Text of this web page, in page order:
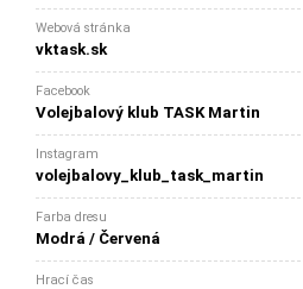
Webová stránka
vktask.sk
Facebook
Volejbalový klub TASK Martin
Instagram
volejbalovy_klub_task_martin
Farba dresu
Modrá / Červená
Hrací čas